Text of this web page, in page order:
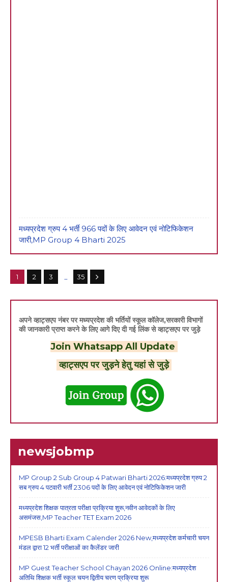
मध्यप्रदेश ग्रुप 4 भर्ती 966 पदों के लिए आवेदन एवं नोटिफिकेशन
जारी,MP Group 4 Bharti 2025
1 2 3 ... 35
अपने व्हाट्सएप नंबर पर मध्यप्रदेश की भर्तियों स्कूल कॉलेज,सरकारी विभागों
की जानकारी प्राप्त करने के लिए आगे दिए दी गई लिंक से व्हाट्सएप पर जुड़े
Join Whatsapp All Update
व्हाट्सएप पर जुड़ने हेतु यहां से जुड़े
newsjobmp
MP Group 2 Sub Group 4 Patwari Bharti 2026:मध्यप्रदेश ग्रुप 2
सब ग्रुप 4 पटवारी भर्ती 2306 पदों के लिए आवेदन एवं नोटिफिकेशन जारी
मध्यप्रदेश शिक्षक पात्रता परीक्षा प्रक्रिया शुरू,नवीन आवेदकों के लिए
असमंजस,MP Teacher TET Exam 2026
MPESB Bharti Exam Calender 2026 New,मध्यप्रदेश कर्मचारी चयन
मंडल द्वारा 12 भर्ती परीक्षाओं का कैलेंडर जारी
MP Guest Teacher School Chayan 2026 Online:मध्यप्रदेश
अतिथि शिक्षक भर्ती स्कूल चयन द्वितीय चरण प्रक्रिया शुरू